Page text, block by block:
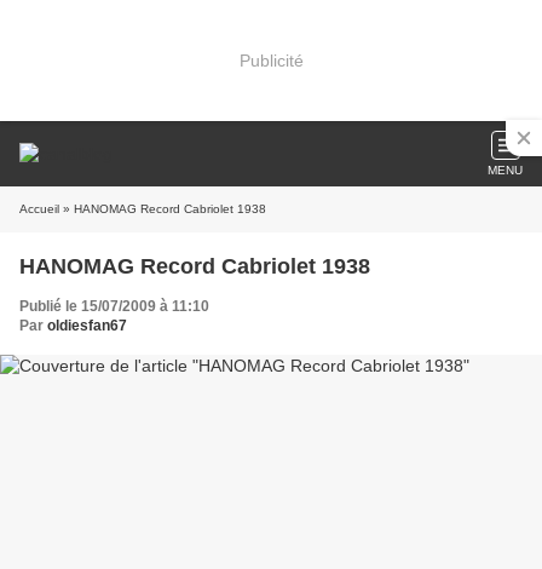
Publicité
MENU
Accueil » HANOMAG Record Cabriolet 1938
HANOMAG Record Cabriolet 1938
Publié le 15/07/2009 à 11:10
Par oldiesfan67